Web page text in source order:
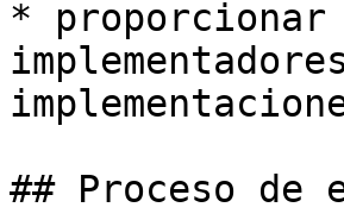
*
## Proceso de